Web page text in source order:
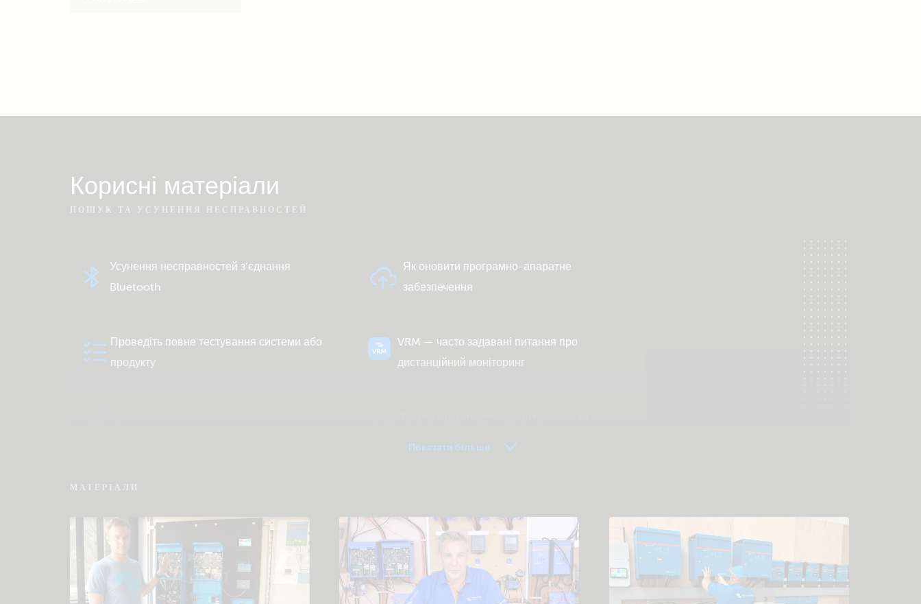
Корисні матеріали
ПОШУК ТА УСУНЕННЯ НЕСПРАВНОСТЕЙ
Усунення несправностей з’єднання
Bluetooth
Як оновити програмно-апаратне
забезпечення
Проведіть повне тестування системи або
продукту
VRM — часто задавані питання про
дистанційний моніторинг
Показати більше
МАТЕРІАЛИ